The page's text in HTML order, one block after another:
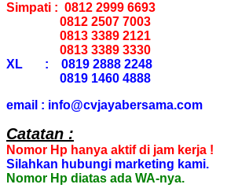
Simpati : 0812 2999 6693
0812 2507 7003
0813 3389 2121
0813 3389 3330
XL : 0819 2888 2248
0819 1460 4888
email : info@cvjayabersama.com
Catatan :
Nomor Hp hanya aktif di jam kerja !
Silahkan hubungi marketing kami.
Nomor Hp diatas ada WA-nya.